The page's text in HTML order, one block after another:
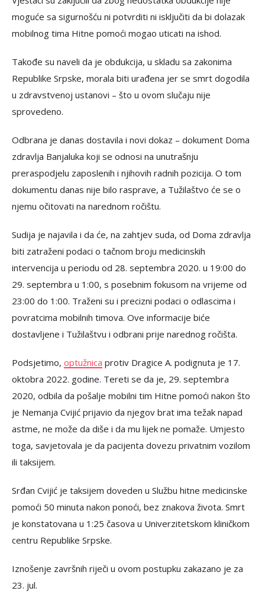
moguće sa sigurnošću ni potvrditi ni isključiti da bi dolazak
mobilnog tima Hitne pomoći mogao uticati na ishod.
Takođe su naveli da je obdukcija, u skladu sa zakonima
Republike Srpske, morala biti urađena jer se smrt dogodila
u zdravstvenoj ustanovi – što u ovom slučaju nije
sprovedeno.
Odbrana je danas dostavila i novi dokaz – dokument Doma
zdravlja Banjaluka koji se odnosi na unutrašnju
preraspodjelu zaposlenih i njihovih radnih pozicija. O tom
dokumentu danas nije bilo rasprave, a Tužilaštvo će se o
njemu očitovati na narednom ročištu.
Sudija je najavila i da će, na zahtjev suda, od Doma zdravlja
biti zatraženi podaci o tačnom broju medicinskih
intervencija u periodu od 28. septembra 2020. u 19:00 do
29. septembra u 1:00, s posebnim fokusom na vrijeme od
23:00 do 1:00. Traženi su i precizni podaci o odlascima i
povratcima mobilnih timova. Ove informacije biće
dostavljene i Tužilaštvu i odbrani prije narednog ročišta.
Podsjetimo, optužnica protiv Dragice A. podignuta je 17.
oktobra 2022. godine. Tereti se da je, 29. septembra
2020, odbila da pošalje mobilni tim Hitne pomoći nakon što
je Nemanja Cvijić prijavio da njegov brat ima težak napad
astme, ne može da diše i da mu lijek ne pomaže. Umjesto
toga, savjetovala je da pacijenta dovezu privatnim vozilom
ili taksijem.
Srđan Cvijić je taksijem doveden u Službu hitne medicinske
pomoći 50 minuta nakon ponoći, bez znakova života. Smrt
je konstatovana u 1:25 časova u Univerzitetskom kliničkom
centru Republike Srpske.
Iznošenje završnih riječi u ovom postupku zakazano je za
23. jul.